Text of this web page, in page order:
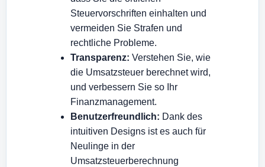
Steuervorschriften einhalten und
vermeiden Sie Strafen und
rechtliche Probleme.
Transparenz: Verstehen Sie, wie
die Umsatzsteuer berechnet wird,
und verbessern Sie so Ihr
Finanzmanagement.
Benutzerfreundlich: Dank des
intuitiven Designs ist es auch für
Neulinge in der
Umsatzsteuerberechnung